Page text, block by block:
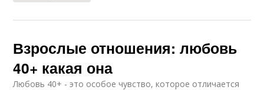
Взрослые отношения: любовь
40+ какая она
Любовь 40+ - это особое чувство, которое отличается